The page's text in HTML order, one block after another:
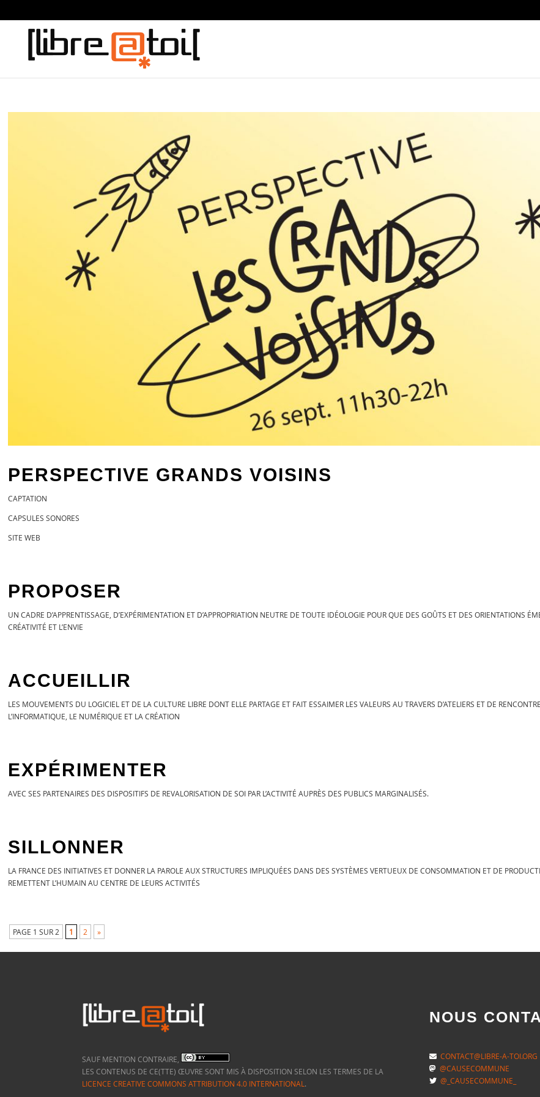
PERSPECTIVE GRANDS VOISINS
CAPTATION
CAPSULES SONORES
SITE WEB
PROPOSER
UN CADRE D’APPRENTISSAGE, D’EXPÉRIMENTATION ET D’APPROPRIATION NEUTRE DE TOUTE IDÉOLOGIE POUR QUE DES GOÛTS ET DES ORIENTATIONS
CRÉATIVITÉ ET L’ENVIE
ACCUEILLIR
LES MOUVEMENTS DU LOGICIEL ET DE LA CULTURE LIBRE DONT ELLE PARTAGE ET FAIT ESSAIMER LES VALEURS AU TRAVERS D’ATELIERS ET DE
L’INFORMATIQUE, LE NUMÉRIQUE ET LA CRÉATION
EXPÉRIMENTER
AVEC SES PARTENAIRES DES DISPOSITIFS DE REVALORISATION DE SOI PAR L’ACTIVITÉ AUPRÈS DES PUBLICS MARGINALISÉS.
SILLONNER
LA FRANCE DES INITIATIVES ET DONNER LA PAROLE AUX STRUCTURES IMPLIQUÉES DANS DES SYSTÈMES VERTUEUX DE CONSOMMATION ET DE
REMETTENT L’HUMAIN AU CENTRE DE LEURS ACTIVITÉS
PAGE 1 SUR 2 1 2 »
SAUF MENTION CONTRAIRE,
LES CONTENUS DE CE(TTE) ŒUVRE SONT MIS À DISPOSITION SELON LES TERMES DE LA
LICENCE CREATIVE COMMONS ATTRIBUTION 4.0 INTERNATIONAL.
NOUS
CONTACT@LIBRE-A-TOI.ORG
@CAUSECOMMUNE
@_CAUSECOMMUNE_